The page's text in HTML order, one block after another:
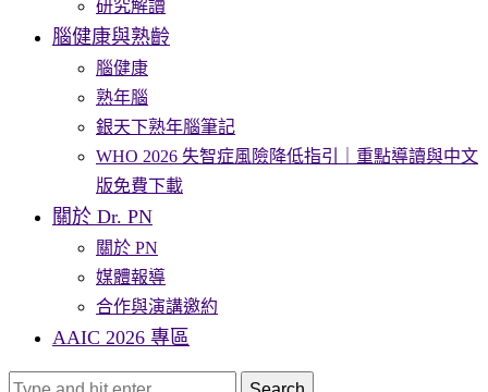
研究解讀
腦健康與熟齡
腦健康
熟年腦
銀天下熟年腦筆記
WHO 2026 失智症風險降低指引｜重點導讀與中文
版免費下載
關於 Dr. PN
關於 PN
媒體報導
合作與演講邀約
AAIC 2026 專區